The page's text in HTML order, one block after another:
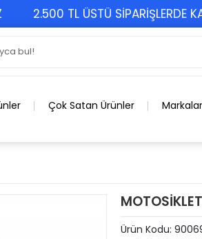
2.500 TL ÜSTÜ SİPARİŞLERDE
Çok Satan Ürünler Markalar
Ürün Kodu: